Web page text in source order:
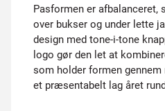
Pasformen er
over bukser og under lette
design med tone-i-tone
logo gør den let at
som holder formen gennem
et præsentabelt lag året